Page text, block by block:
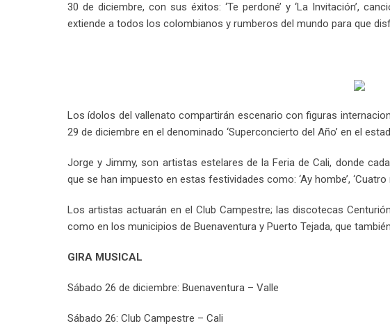
30 de diciembre, con sus éxitos: ‘Te perdoné’ y ‘La Invitación’,
extiende a todos los colombianos y rumberos del mundo para que
Los ídolos del vallenato compartirán escenario con figuras
29 de diciembre en el denominado ‘Superconcierto del Año’ en el
Jorge y Jimmy, son artistas estelares de la Feria de Cali, donde
que se han impuesto en estas festividades como: ‘Ay hombe’, ‘Cuatro
Los artistas actuarán en el Club Campestre; las discotecas
como en los municipios de Buenaventura y Puerto Tejada, que
GIRA MUSICAL
Sábado 26 de diciembre: Buenaventura – Valle
Sábado 26: Club Campestre – Cali